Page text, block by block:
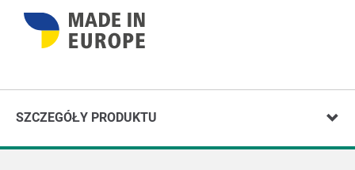
SZCZEGÓŁY PRODUKTU